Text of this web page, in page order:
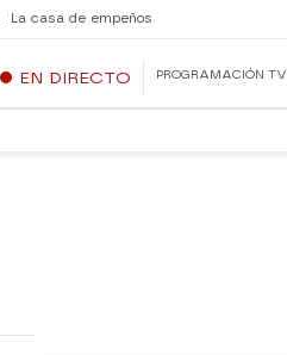
La casa de empeños
EN DIRECTO PROGRAMACIÓN TV